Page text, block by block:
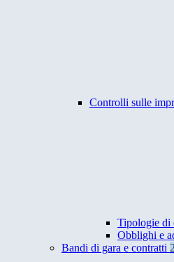
Controlli sulle
Tipologie di
Obblighi e
Bandi di gara e contratti